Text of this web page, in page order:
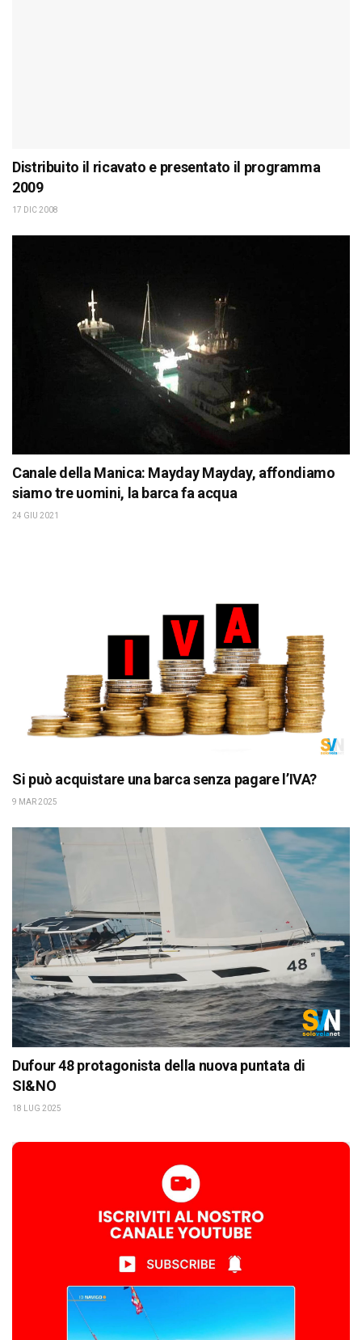
Distribuito il ricavato e presentato il programma
2009
17 DIC 2008
Canale della Manica: Mayday Mayday, affondiamo
siamo tre uomini, la barca fa acqua
24 GIU 2021
Si può acquistare una barca senza pagare l’IVA?
9 MAR 2025
Dufour 48 protagonista della nuova puntata di
SI&NO
18 LUG 2025